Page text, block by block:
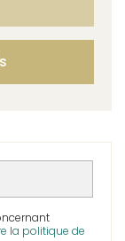
la politique de